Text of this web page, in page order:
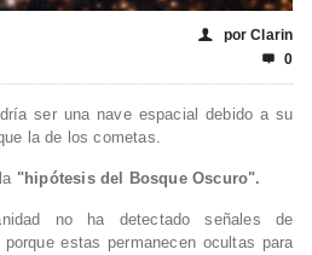
👤 por Clarin
 0
ser una nave espacial debido a su
la de los cometas.
"hipótesis del Bosque Oscuro".
no ha detectado señales de
estas permanecen ocultas para